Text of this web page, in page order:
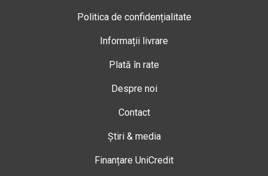
Politica de confidențialitate
Informații livrare
Plată în rate
Despre noi
Contact
Știri & media
Finanțare UniCredit